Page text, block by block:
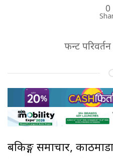
0
फन्ट परिवर्तन
बैंकिङ्ग समाचार,